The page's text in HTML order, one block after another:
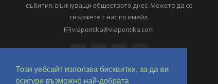
Този уебсайт използва бисквитки, за да ви
осигури възможно най-добрата
събития, вълнуващи обществото днес. Можете да се
свържете с нас по имейл.
viapontika@viapontika.com